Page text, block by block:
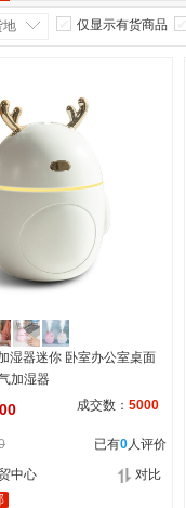
地 仅显示有货商品
湿器迷你 卧室办公室桌面
加湿器
成交数： 5000
已有0人评价
中心
对比